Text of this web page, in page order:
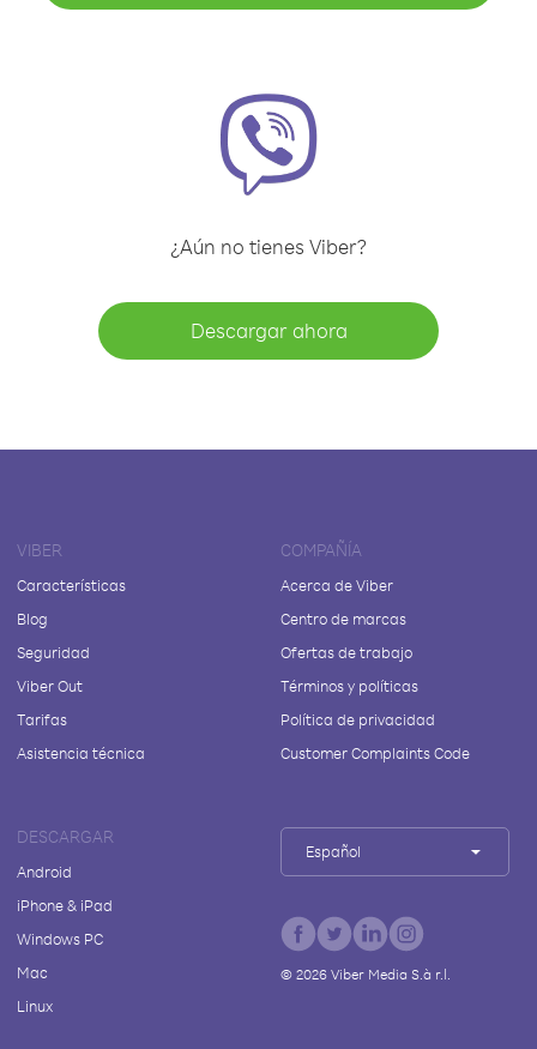
¿Aún no tienes Viber?
Descargar ahora
VIBER
Características
Blog
Seguridad
Viber Out
Tarifas
Asistencia técnica
COMPAÑÍA
Acerca de Viber
Centro de marcas
Ofertas de trabajo
Términos y políticas
Política de privacidad
Customer Complaints Code
DESCARGAR
Android
iPhone & iPad
Windows PC
Mac
Linux
Español
© 2026Viber Media S.à r.l.